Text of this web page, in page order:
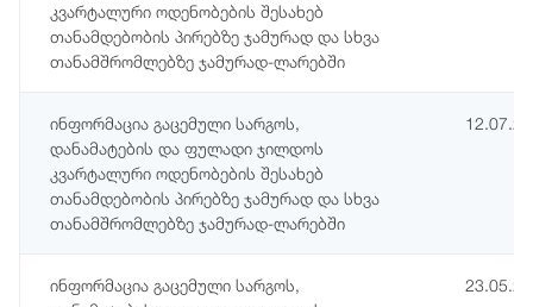
კვარტალური ოდენობების შესახებ
თანამდებობის პირებზე ჯამურად და სხვა
თანამშრომლებზე ჯამურად-ლარებში
ინფორმაცია გაცემული სარგოს,
დანამატების და ფულადი ჯილდოს
კვარტალური ოდენობების შესახებ
თანამდებობის პირებზე ჯამურად და სხვა
თანამშრომლებზე ჯამურად-ლარებში
ინფორმაცია გაცემული სარგოს,